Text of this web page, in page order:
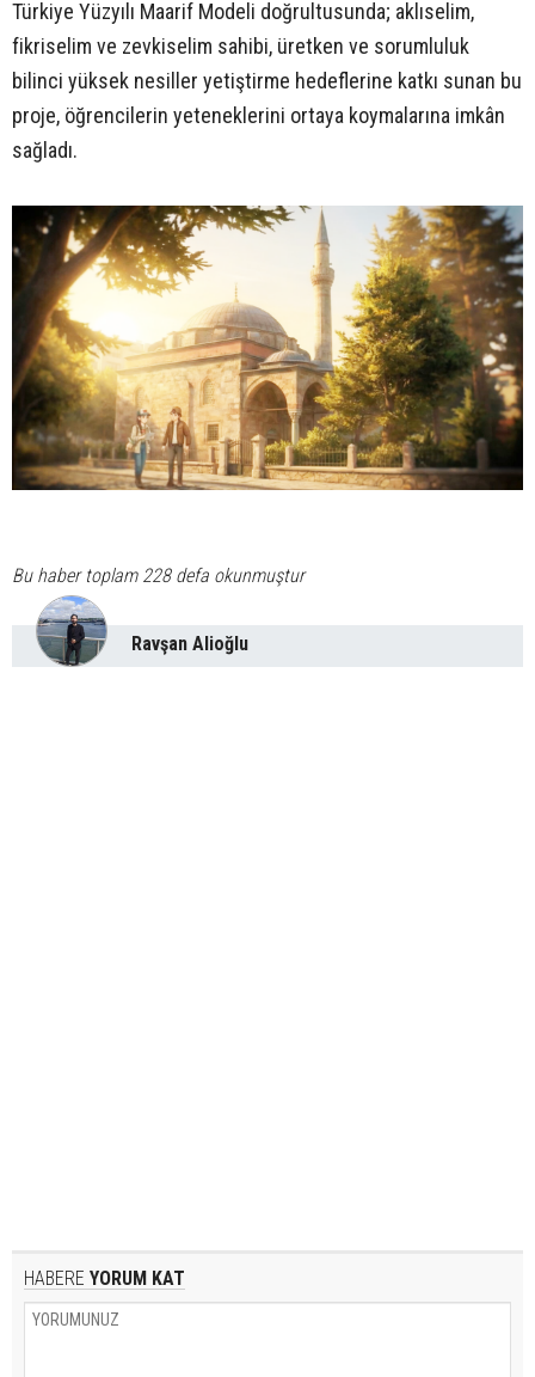
Türkiye Yüzyılı Maarif Modeli doğrultusunda; aklıselim,
fikriselim ve zevkiselim sahibi, üretken ve sorumluluk
bilinci yüksek nesiller yetiştirme hedeflerine katkı sunan bu
proje, öğrencilerin yeteneklerini ortaya koymalarına imkân
sağladı.
Bu haber toplam 228 defa okunmuştur
Ravşan Alioğlu
HABERE YORUM KAT